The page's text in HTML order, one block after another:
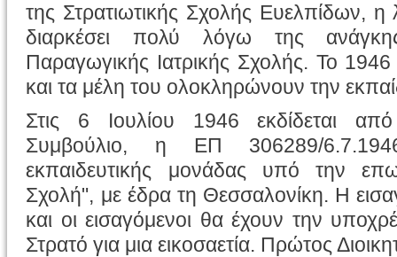
της Στρατιωτικής Σχολής Ευελπίδων,
διαρκέσει πολύ λόγω της
Παραγωγικής Ιατρικής Σχολής. Το 1946
και τα μέλη του ολοκληρώνουν την
Στις 6 Ιουλίου 1946 εκδίδεται
Συμβούλιο, η ΕΠ 306289/
εκπαιδευτικής μονάδας υπό την
Σχολή", με έδρα τη Θεσσαλονίκη. Η
και οι εισαγόμενοι θα έχουν την
Στρατό για μια εικοσαετία. Πρώτος